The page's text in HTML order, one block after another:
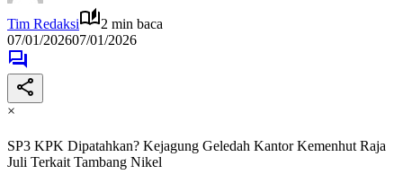
Tim Redaksi
2 min baca
07/01/202607/01/2026
×
SP3 KPK Dipatahkan? Kejagung Geledah Kantor Kemenhut Raja
Juli Terkait Tambang Nikel